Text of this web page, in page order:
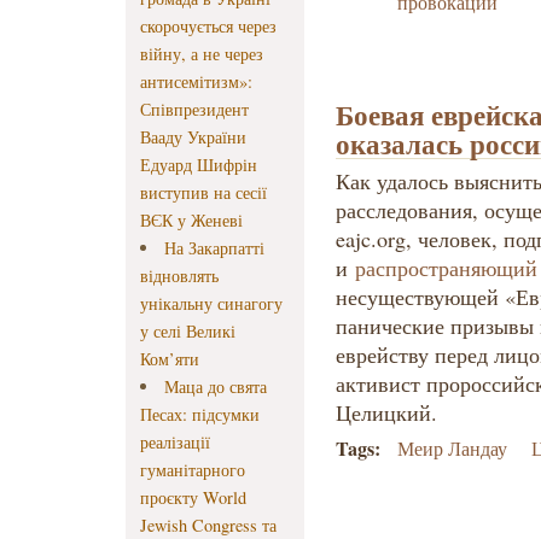
скорочується через
війну, а не через
антисемітизм»:
Співпрезидент
Вааду України
Едуард Шифрін
виступив на сесії
ВЄК у Женеві
На Закарпатті
відновлять
унікальну синагогу
у селі Великі
Ком’яти
Маца до свята
Песах: підсумки
реалізації
гуманітарного
проєкту World
Jewish Congress та
Боевая
оказалась
Как удалось
расследования,
eajc.org, человек,
и распространяющий
несуществующей
панические
еврейству перед
активист
Целицкий.
Tags: Меир Ландау